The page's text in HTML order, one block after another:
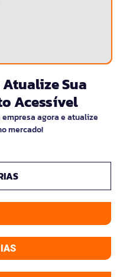
Sua
Acessível
agora e atualize
mercado!